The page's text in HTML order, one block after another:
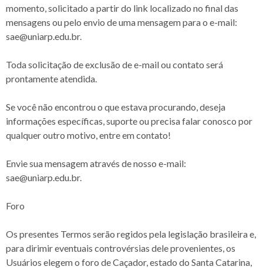
momento, solicitado a partir do link localizado no final das
mensagens ou pelo envio de uma mensagem para o e-mail:
sae@uniarp.edu.br.
Toda solicitação de exclusão de e-mail ou contato será
prontamente atendida.
Se você não encontrou o que estava procurando, deseja
informações específicas, suporte ou precisa falar conosco por
qualquer outro motivo, entre em contato!
Envie sua mensagem através de nosso e-mail:
sae@uniarp.edu.br.
Foro
Os presentes Termos serão regidos pela legislação brasileira e,
para dirimir eventuais controvérsias dele provenientes, os
Usuários elegem o foro de Caçador, estado do Santa Catarina,